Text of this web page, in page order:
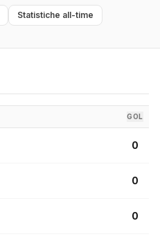
Statistiche all-time
GOL
0
0
0